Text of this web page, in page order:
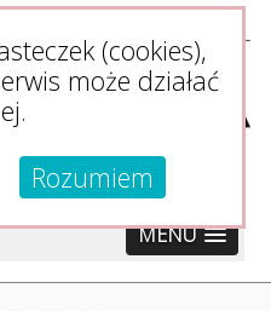
MENU
(cookies),
może działać
Rozumiem